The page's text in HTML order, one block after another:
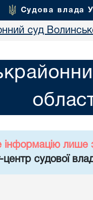
Судова влада
суд
інформацію лише
судової